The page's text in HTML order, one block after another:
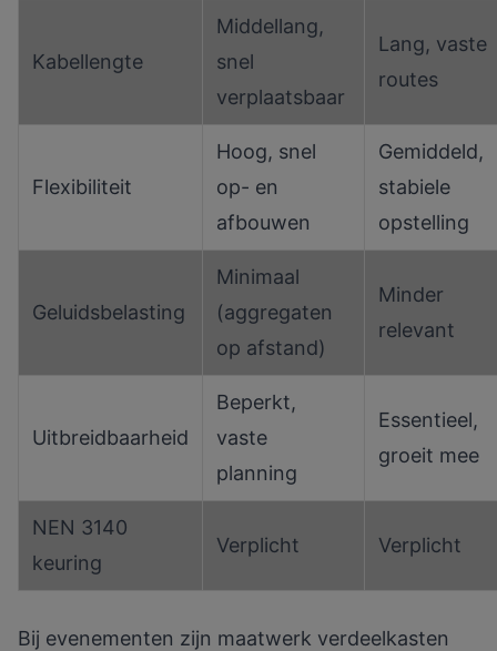
Kabellengte
Middellang,
snel
verplaatsbaar
Lang, vaste
routes
Flexibiliteit
Hoog, snel
op- en
afbouwen
Gemiddeld,
stabiele
opstelling
Geluidsbelasting
Minimaal
(aggregaten
op afstand)
Minder
relevant
Uitbreidbaarheid
Beperkt,
vaste
planning
Essentieel,
groeit mee
NEN 3140
keuring
Verplicht Verplicht
Bij evenementen zijn maatwerk verdeelkasten